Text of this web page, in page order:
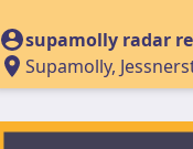
supamolly radar
Supamolly,